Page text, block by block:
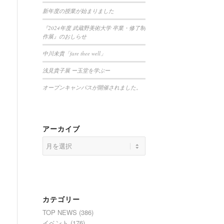
新年度の授業が始まりました
『2024年度 武蔵野美術大学 卒業・修了制
作展』のおしらせ
中川未貴「fare thee well」
浅見貴子展 ー玉堂を学ぶー
オープンキャンパスが開催されました。
アーカイブ
カテゴリー
TOP NEWS (386)